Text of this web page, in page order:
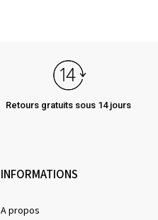
Retours gratuits sous 14 jours
INFORMATIONS
A propos